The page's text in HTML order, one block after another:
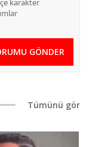
karakter
GÖNDER